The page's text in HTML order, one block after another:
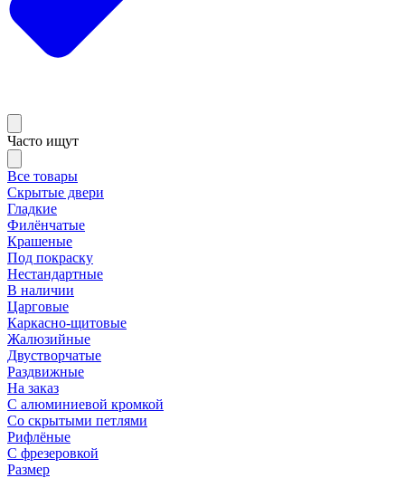
Часто ищут
Все товары
Скрытые двери
Гладкие
Филёнчатые
Крашеные
Под покраску
Нестандартные
В наличии
Царговые
Каркасно-щитовые
Жалюзийные
Двустворчатые
Раздвижные
На заказ
С алюминиевой кромкой
Со скрытыми петлями
Рифлёные
С фрезеровкой
Размер